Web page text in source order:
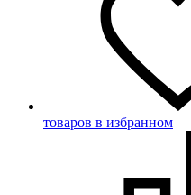
товаров в избранном